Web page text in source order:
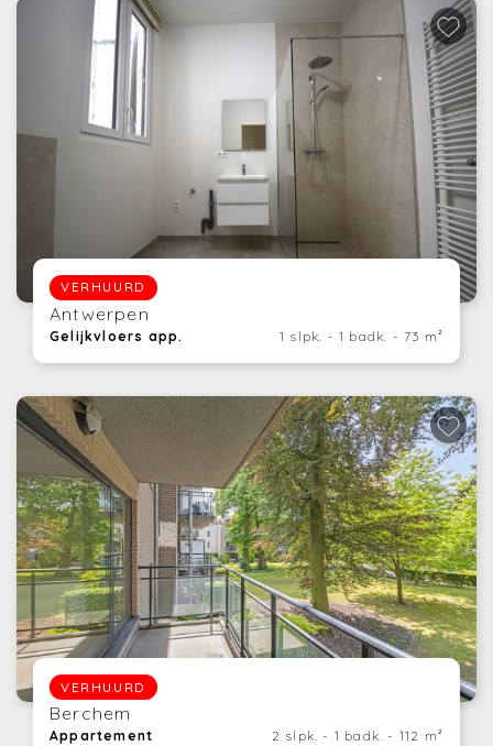
VERHUURD
Antwerpen
Gelijkvloers app. 1 slpk. - 1 badk. - 73 m²
VERHUURD
Berchem
Appartement 2 slpk. - 1 badk. - 112 m²